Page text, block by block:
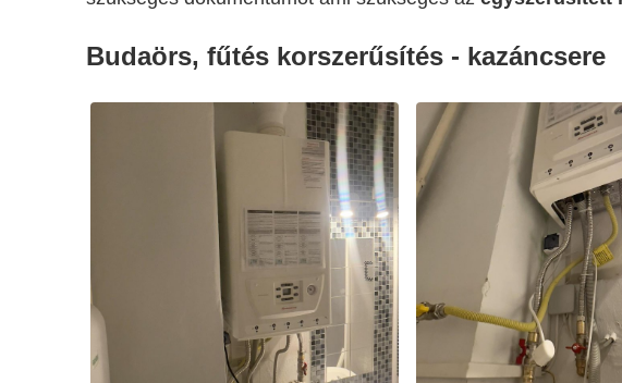
Budaörs, fűtés korszerűsítés - kazáncsere